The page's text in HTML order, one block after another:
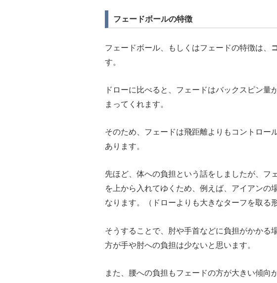
フェードボールの特徴
フェードボール、もしくはフェードの特徴は、
す。
ドローに比べると、フェードはバックスピン量
まってくれます。
そのため、フェードは飛距離よりもコントロー
あります。
先ほど、体への負担という話をしましたが、フ
を上から入れてゆくため、例えば、アイアンの
なります。（ドローよりも大きなターフを取る
そうすることで、肘や手首などに負担がかかる
方が手や肘への負担は少ないと思います。
また、腰への負担もフェードの方が大きい傾向